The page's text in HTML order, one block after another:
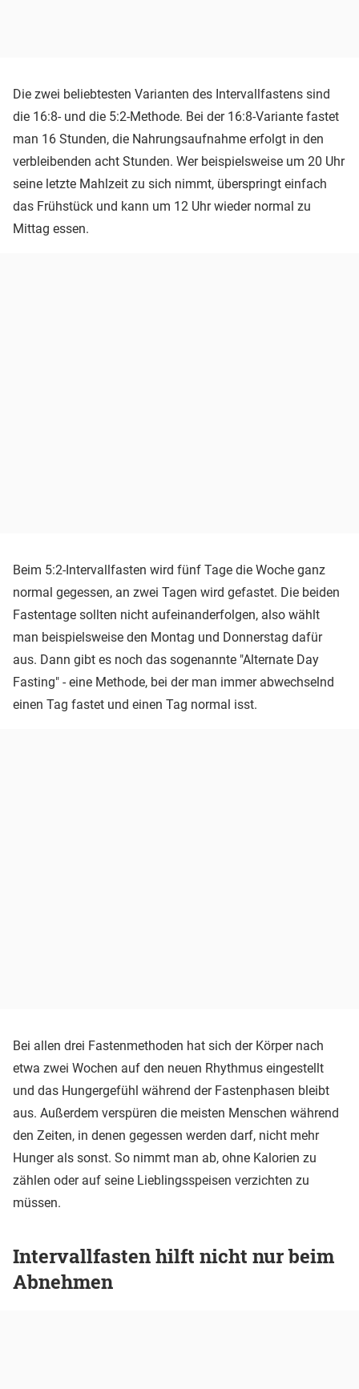
Die zwei beliebtesten Varianten des Intervallfastens sind
die 16:8- und die 5:2-Methode. Bei der 16:8-Variante fastet
man 16 Stunden, die Nahrungsaufnahme erfolgt in den
verbleibenden acht Stunden. Wer beispielsweise um 20 Uhr
seine letzte Mahlzeit zu sich nimmt, überspringt einfach
das Frühstück und kann um 12 Uhr wieder normal zu
Mittag essen.
Beim 5:2-Intervallfasten wird fünf Tage die Woche ganz
normal gegessen, an zwei Tagen wird gefastet. Die beiden
Fastentage sollten nicht aufeinanderfolgen, also wählt
man beispielsweise den Montag und Donnerstag dafür
aus. Dann gibt es noch das sogenannte "Alternate Day
Fasting" - eine Methode, bei der man immer abwechselnd
einen Tag fastet und einen Tag normal isst.
Bei allen drei Fastenmethoden hat sich der Körper nach
etwa zwei Wochen auf den neuen Rhythmus eingestellt
und das Hungergefühl während der Fastenphasen bleibt
aus. Außerdem verspüren die meisten Menschen während
den Zeiten, in denen gegessen werden darf, nicht mehr
Hunger als sonst. So nimmt man ab, ohne Kalorien zu
zählen oder auf seine Lieblingsspeisen verzichten zu
müssen.
Intervallfasten hilft nicht nur beim
Abnehmen